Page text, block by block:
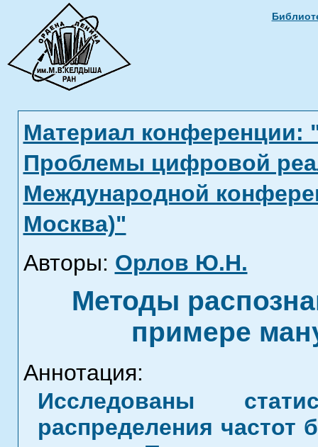
Материал конференции:
Проблемы цифровой
Международной
Москва)"
Авторы: Орлов Ю.Н.
Методы
примере
Аннотация:
Исследованы
распределения частот